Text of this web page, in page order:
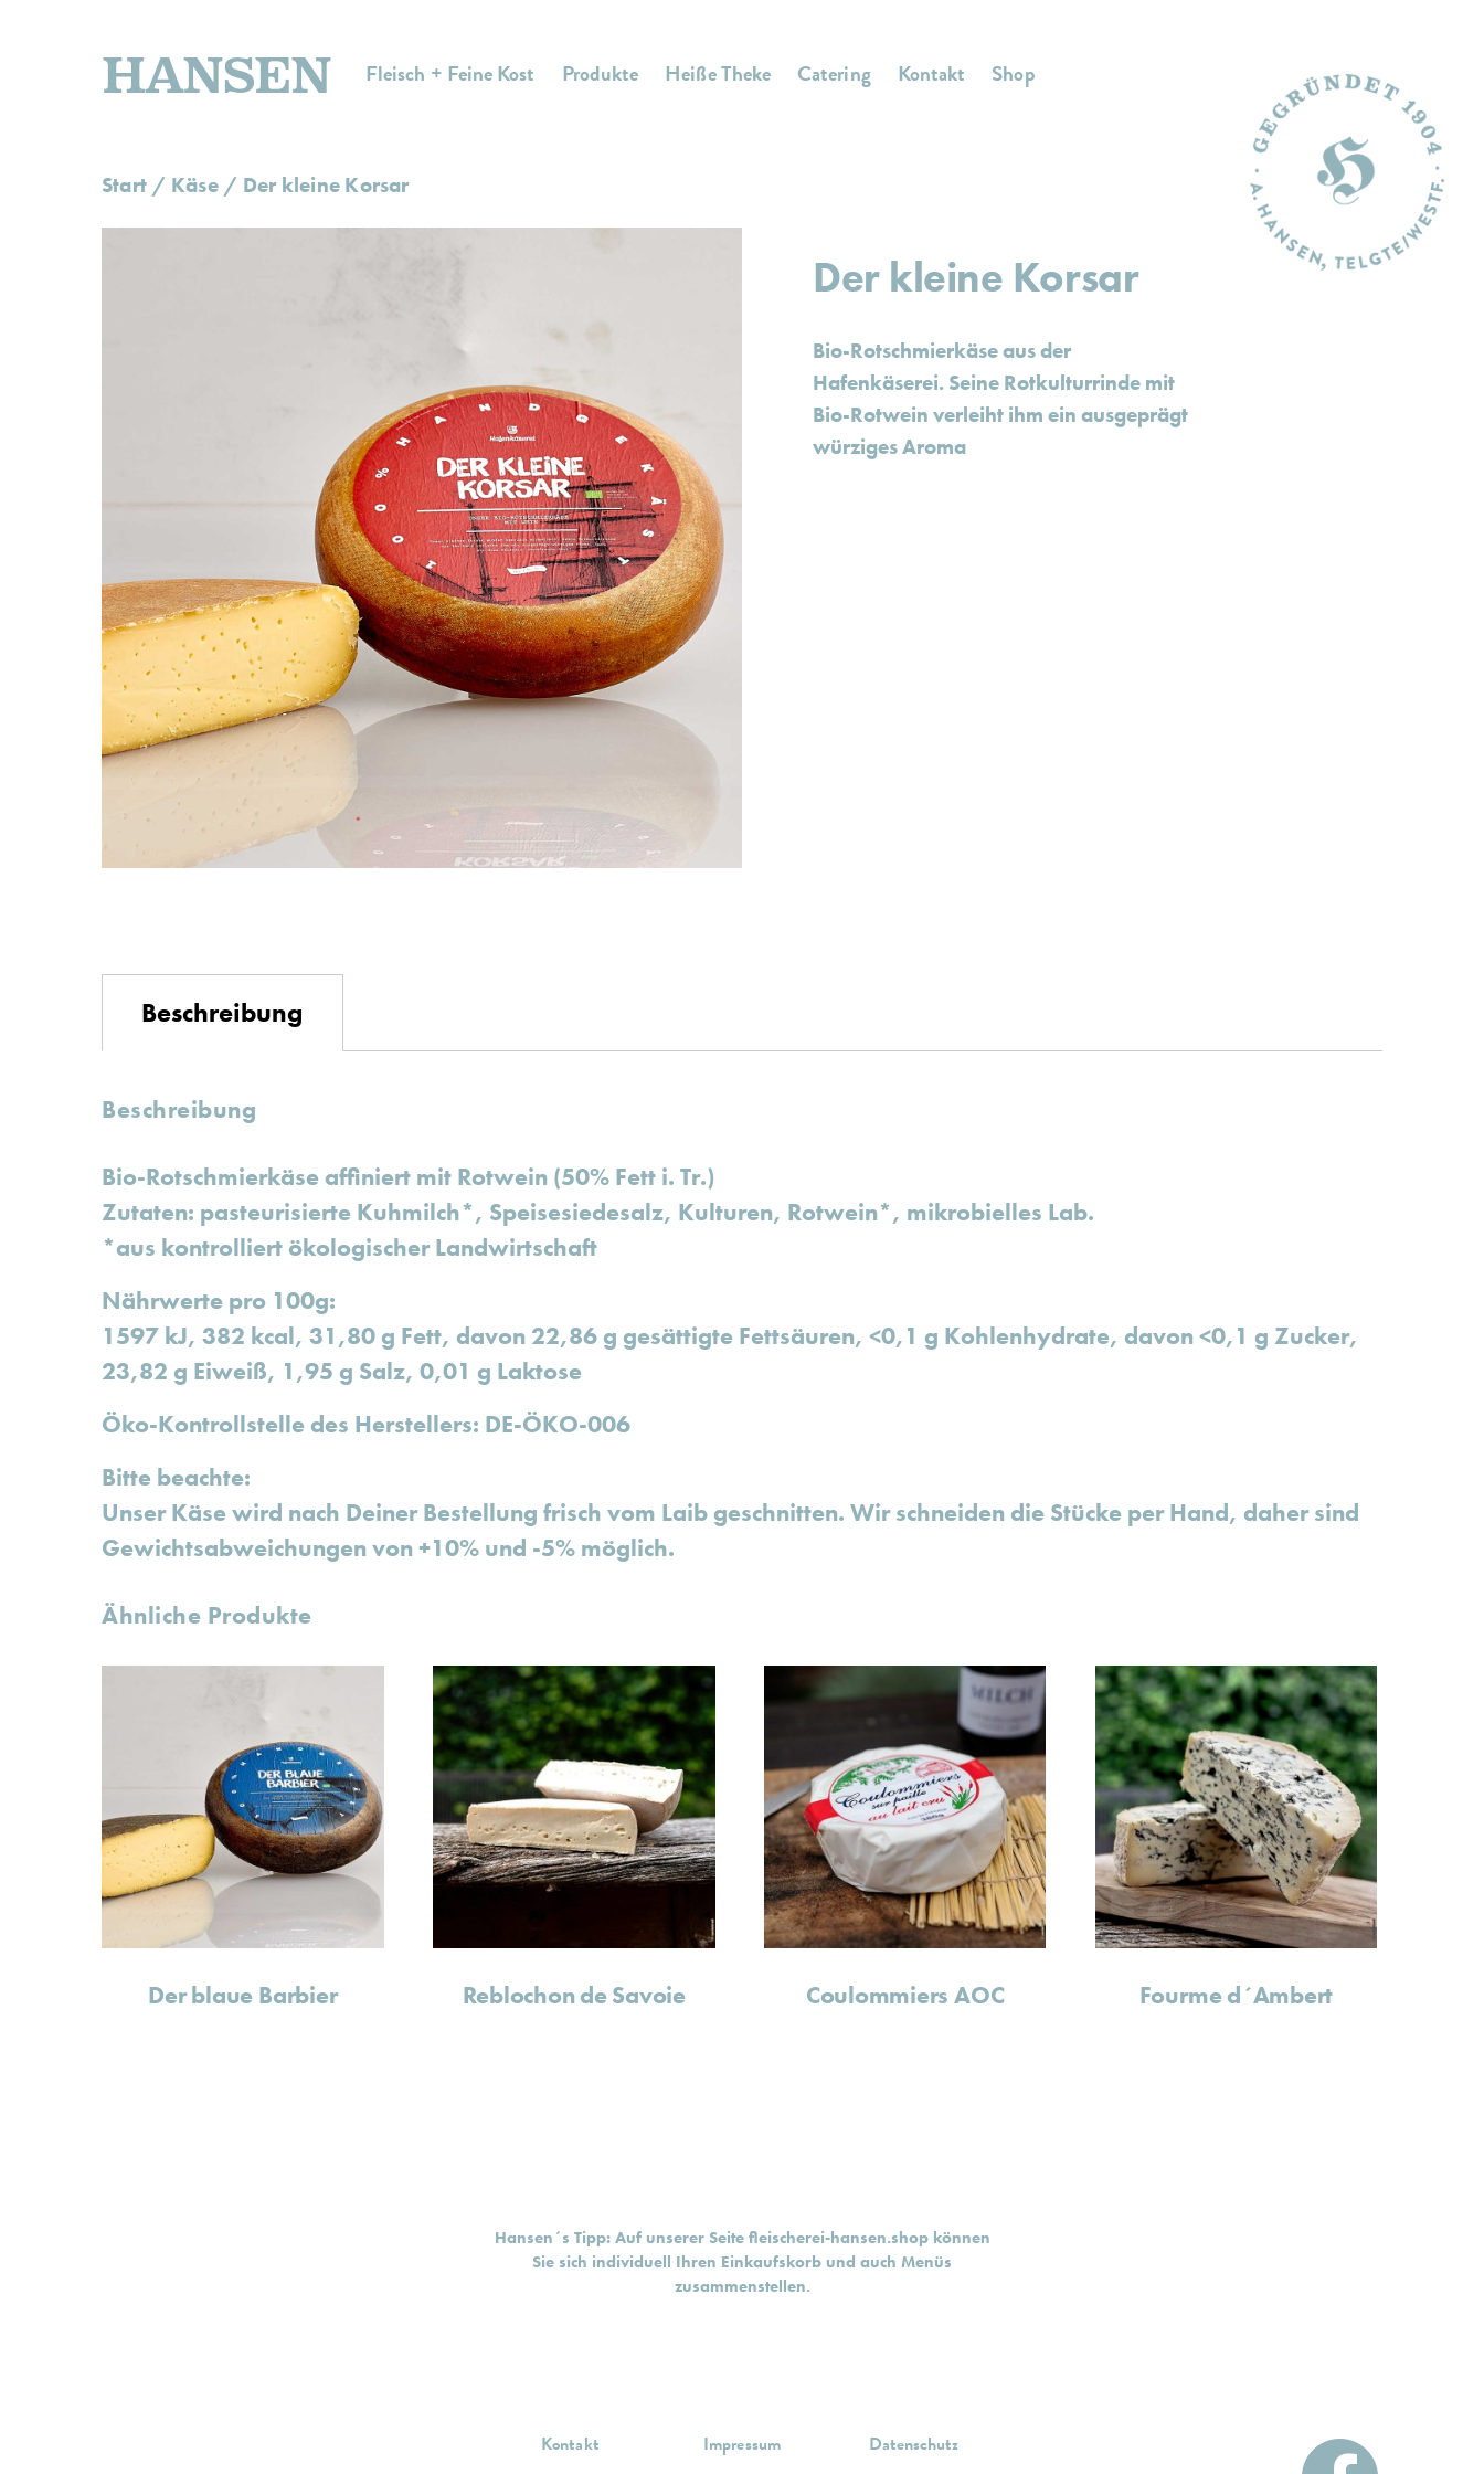
HANSEN Fleisch + Feine Kost Produkte Heiße Theke Catering Kontakt Shop
Start / Käse/ Der kleine Korsar
Der kleine Korsar
Bio-Rotschmierkäse aus der
Hafenkäserei. Seine Rotkulturrinde mit
Bio-Rotwein verleiht ihm ein ausgeprägt
würziges Aroma
Beschreibung
Beschreibung
Bio-Rotschmierkäse affiniert mit Rotwein (50% Fett i. Tr.)
Zutaten: pasteurisierte Kuhmilch*, Speisesiedesalz, Kulturen, Rotwein*, mikrobielles Lab.
*aus kontrolliert ökologischer Landwirtschaft
Nährwerte pro 100g:
1597 kJ, 382 kcal, 31,80 g Fett, davon 22,86 g gesättigte Fettsäuren, <0,1 g Kohlenhydrate, davon <0,1 g Zucker,
23,82 g Eiweiß, 1,95 g Salz, 0,01 g Laktose
Öko-Kontrollstelle des Herstellers: DE-ÖKO-006
Bitte beachte:
Unser Käse wird nach Deiner Bestellung frisch vom Laib geschnitten. Wir schneiden die Stücke per Hand, daher sind
Gewichtsabweichungen von +10% und -5% möglich.
Ähnliche Produkte
Der blaue Barbier Reblochon de Savoie Coulommiers AOC Fourme d´Ambert
Hansen´s Tipp: Auf unserer Seite fleischerei-hansen.shopkönnen
Sie sich individuell Ihren Einkaufskorb und auch Menüs
zusammenstellen.
Kontakt Impressum Datenschutz